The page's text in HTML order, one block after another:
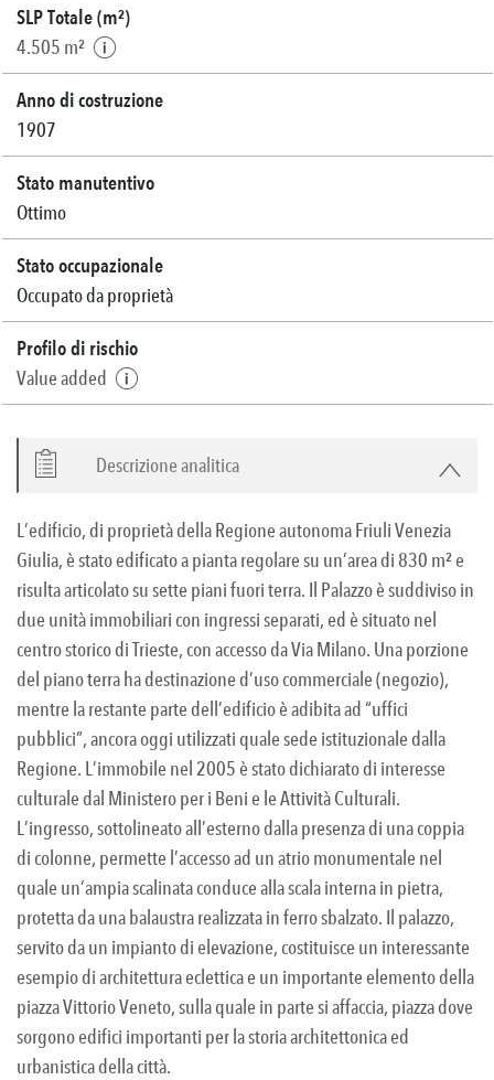
SLP Totale (m²)
4.505 m²
Anno di costruzione
1907
Stato manutentivo
Ottimo
Stato occupazionale
Occupato da proprietà
Profilo di rischio
Value added
Descrizione analitica
L’edificio, di proprietà della Regione autonoma Friuli Venezia
Giulia, è stato edificato a pianta regolare su un’area di 830 m² e
risulta articolato su sette piani fuori terra. Il Palazzo è suddiviso in
due unità immobiliari con ingressi separati, ed è situato nel
centro storico di Trieste, con accesso da Via Milano. Una porzione
del piano terra ha destinazione d’uso commerciale (negozio),
mentre la restante parte dell’edificio è adibita ad “uffici
pubblici”, ancora oggi utilizzati quale sede istituzionale dalla
Regione. L’immobile nel 2005 è stato dichiarato di interesse
culturale dal Ministero per i Beni e le Attività Culturali.
L’ingresso, sottolineato all’esterno dalla presenza di una coppia
di colonne, permette l’accesso ad un atrio monumentale nel
quale un’ampia scalinata conduce alla scala interna in pietra,
protetta da una balaustra realizzata in ferro sbalzato. Il palazzo,
servito da un impianto di elevazione, costituisce un interessante
esempio di architettura eclettica e un importante elemento della
piazza Vittorio Veneto, sulla quale in parte si affaccia, piazza dove
sorgono edifici importanti per la storia architettonica ed
urbanistica della città.